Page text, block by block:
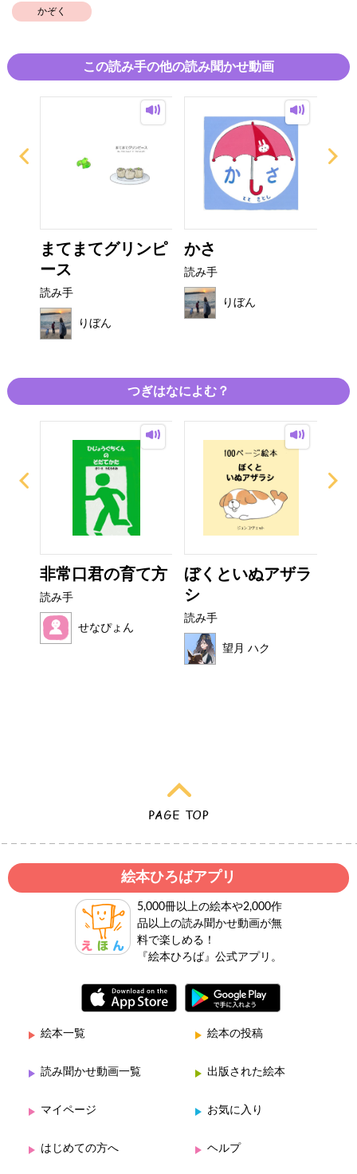
かぞく
この読み手の他の読み聞かせ動画
まてまてグリンピ
ース
読み手
りぼん
かさ
読み手
りぼん
つぎはなによむ？
非常口君の育て方
読み手
せなぴょん
ぼくといぬアザラ
シ
読み手
望月 ハク
絵本ひろばアプリ
5,000冊以上の絵本や2,000作
品以上の読み聞かせ動画が無
料で楽しめる！
『絵本ひろば』公式アプリ。
絵本一覧 絵本の投稿
読み聞かせ動画一覧 出版された絵本
マイページ お気に入り
はじめての方へ ヘルプ